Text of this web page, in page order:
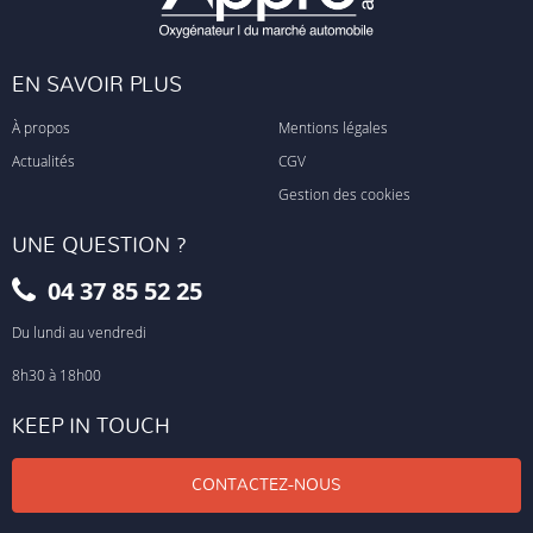
EN SAVOIR PLUS
À propos
Actualités
Mentions légales
CGV
Gestion des cookies
UNE QUESTION ?
04 37 85 52 25
Du lundi au vendredi
8h30 à 18h00
KEEP IN TOUCH
CONTACTEZ-NOUS